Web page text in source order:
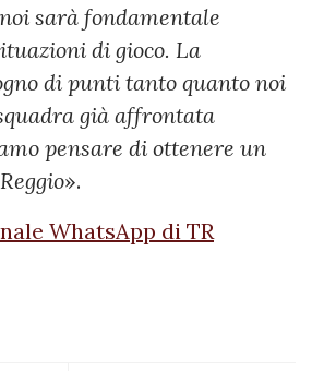
sarà fondamentale
di gioco. La
di punti tanto quanto noi
già affrontata
pensare di ottenere un
».
WhatsApp di TR